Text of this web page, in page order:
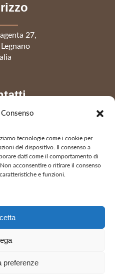
tecnologie come i cookie per
del dispositivo. Il consenso a
dati come il comportamento di
acconsentire o ritirare il consenso
e funzioni.
preferenze
27,
alle 23:00